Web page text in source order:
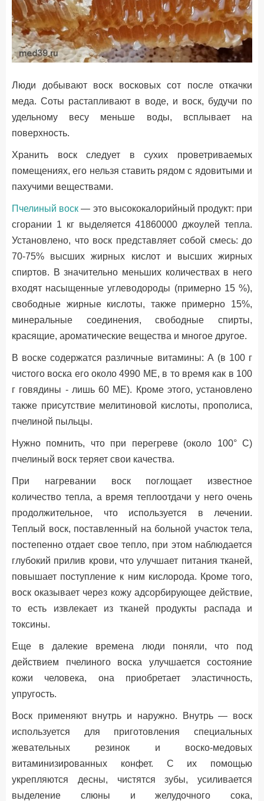
Люди добывают воск восковых сот после откачки
меда. Соты растапливают в воде, и воск, будучи по
удельному весу меньше воды, всплывает на
поверхность.
Хранить воск следует в сухих проветриваемых
помещениях, его нельзя ставить рядом с ядовитыми и
пахучими веществами.
Пчелиный воск — это высококалорийный продукт: при
сгорании 1 кг выделяется 41860000 джоулей тепла.
Установлено, что воск представляет собой смесь: до
70-75% высших жирных кислот и высших жирных
спиртов. В значительно меньших количествах в него
входят насыщенные углеводороды (примерно 15 %),
свободные жирные кислоты, также примерно 15%,
минеральные соединения, свободные спирты,
красящие, ароматические вещества и многое другое.
В воске содержатся различные витамины: А (в 100 г
чистого воска его около 4990 МЕ, в то время как в 100
г говядины - лишь 60 МЕ). Кроме этого, установлено
также присутствие мелитиновой кислоты, прополиса,
пчелиной пыльцы.
Нужно помнить, что при перегреве (около 100° С)
пчелиный воск теряет свои качества.
При нагревании воск поглощает известное
количество тепла, а время теплоотдачи у него очень
продолжительное, что используется в лечении.
Теплый воск, поставленный на больной участок тела,
постепенно отдает свое тепло, при этом наблюдается
глубокий прилив крови, что улучшает питания тканей,
повышает поступление к ним кислорода. Кроме того,
воск оказывает через кожу адсорбирующее действие,
то есть извлекает из тканей продукты распада и
токсины.
Еще в далекие времена люди поняли, что под
действием пчелиного воска улучшается состояние
кожи человека, она приобретает эластичность,
упругость.
Воск применяют внутрь и наружно. Внутрь — воск
используется для приготовления специальных
жевательных резинок и воско-медовых
витаминизированных конфет. С их помощью
укрепляются десны, чистятся зубы, усиливается
выделение слюны и желудочного сока,